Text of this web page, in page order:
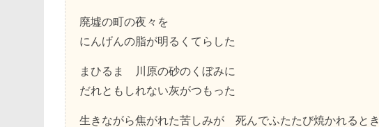
廃墟の町の夜々を
にんげんの脂が明るくてらした
まひるま 川原の砂のくぼみに
だれともしれない灰がつもった
生きながら焦がれた苦しみが 死んでふたたび焼かれるとき